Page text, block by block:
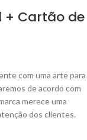
+ Cartão de
com uma arte para
de acordo com
merece uma
dos clientes.